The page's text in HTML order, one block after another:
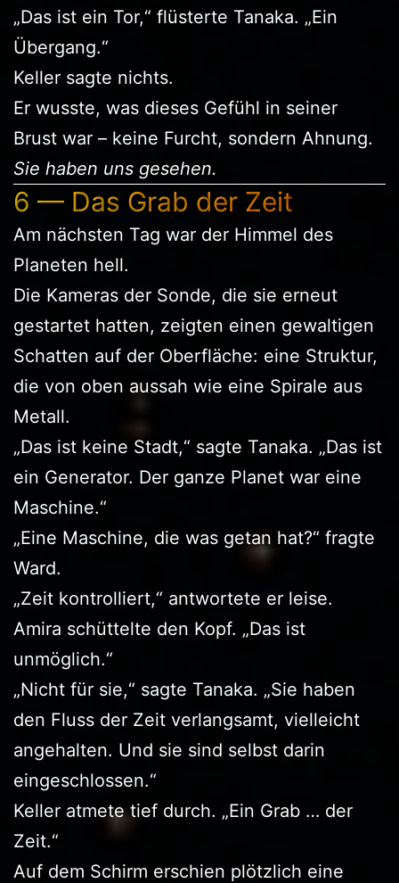
„Das ist ein Tor,“ flüsterte Tanaka. „Ein
Übergang.“
Keller sagte nichts.
Er wusste, was dieses Gefühl in seiner
Brust war – keine Furcht, sondern Ahnung.
Sie haben uns gesehen.
6 — Das Grab der Zeit
Am nächsten Tag war der Himmel des
Planeten hell.
Die Kameras der Sonde, die sie erneut
gestartet hatten, zeigten einen gewaltigen
Schatten auf der Oberfläche: eine Struktur,
die von oben aussah wie eine Spirale aus
Metall.
„Das ist keine Stadt,“ sagte Tanaka. „Das ist
ein Generator. Der ganze Planet war eine
Maschine.“
„Eine Maschine, die was getan hat?“ fragte
Ward.
„Zeit kontrolliert,“ antwortete er leise.
Amira schüttelte den Kopf. „Das ist
unmöglich.“
„Nicht für sie,“ sagte Tanaka. „Sie haben
den Fluss der Zeit verlangsamt, vielleicht
angehalten. Und sie sind selbst darin
eingeschlossen.“
Keller atmete tief durch. „Ein Grab … der
Zeit.“
Auf dem Schirm erschien plötzlich eine